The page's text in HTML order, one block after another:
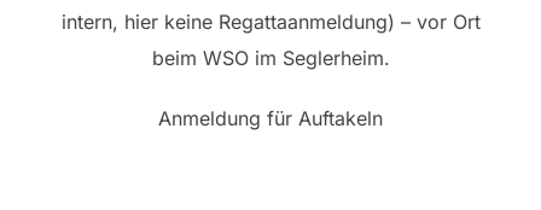
intern, hier keine Regattaanmeldung) – vor Ort
beim WSO im Seglerheim.
Anmeldung für Auftakeln